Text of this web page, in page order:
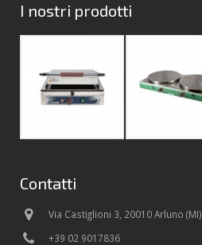
I nostri prodotti
Contatti
Via Castiglioni 3, 20010 Arluno (MI)
+39 02 9017836